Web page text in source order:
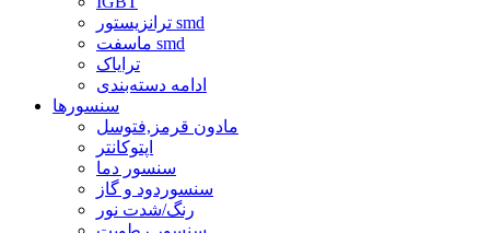
ترانزیستور smd
ماسفت smd
ترایاک
ادامه دسته‌بندی
سنسورها
مادون قرمز,فتوسل
اپتوکانتر
سنسور دما
سنسوردود و گاز
رنگ/شدت نور